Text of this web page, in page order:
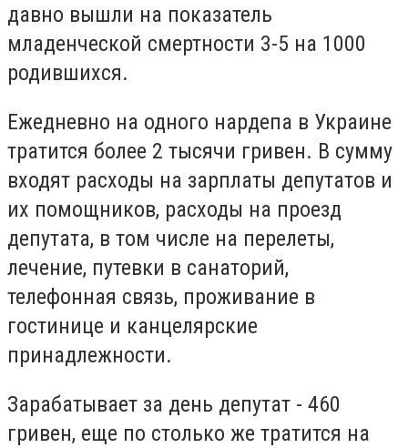
давно вышли на показатель
младенческой смертности 3-5 на 1000
родившихся.
Ежедневно на одного нардепа в Украине
тратится более 2 тысячи гривен. В сумму
входят расходы на зарплаты депутатов и
их помощников, расходы на проезд
депутата, в том числе на перелеты,
лечение, путевки в санаторий,
телефонная связь, проживание в
гостинице и канцелярские
принадлежности.
Зарабатывает за день депутат - 460
гривен, еще по столько же тратится на